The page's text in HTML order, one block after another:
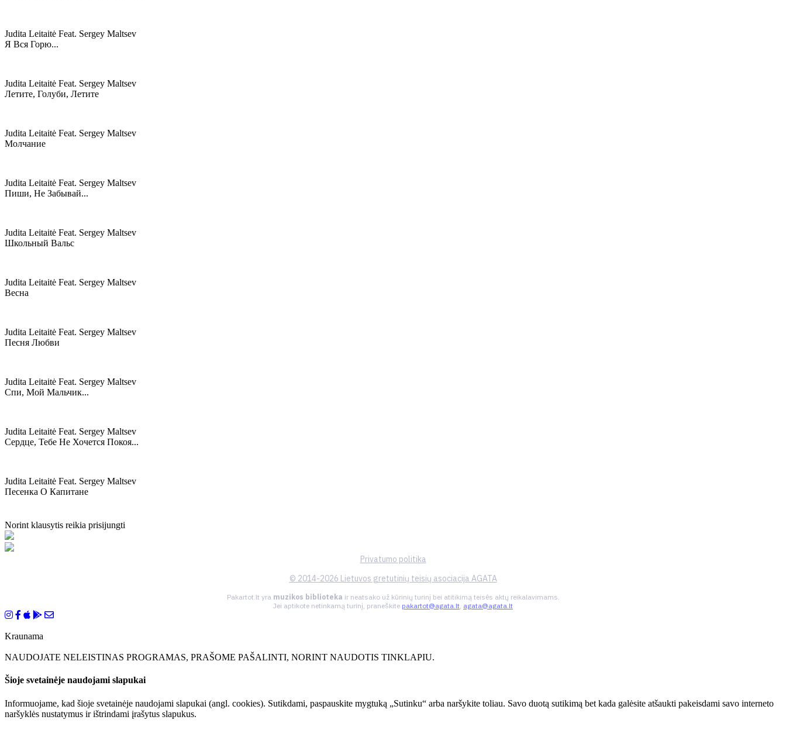
Judita Leitaitė Feat. Sergey Maltsev
Я Вся Горю...
Judita Leitaitė Feat. Sergey Maltsev
Летите, Голуби, Летите
Judita Leitaitė Feat. Sergey Maltsev
Молчание
Judita Leitaitė Feat. Sergey Maltsev
Пиши, Не Забывай...
Judita Leitaitė Feat. Sergey Maltsev
Школьный Вальс
Judita Leitaitė Feat. Sergey Maltsev
Весна
Judita Leitaitė Feat. Sergey Maltsev
Песня Любви
Judita Leitaitė Feat. Sergey Maltsev
Спи, Мой Мальчик...
Judita Leitaitė Feat. Sergey Maltsev
Сердце, Тебе Не Хочется Покоя...
Judita Leitaitė Feat. Sergey Maltsev
Песенка О Капитане
Norint klausytis reikia prisijungti
Privatumo politika
© 2014-2026 Lietuvos gretutinių teisių asociacija AGATA
Pakartot.lt yra muzikos biblioteka ir neatsako už kūrinių turinį bei atitikimą teisės aktų reikalavimams.
Jei aptikote netinkamą turinį, praneškite pakartot@agata.lt, agata@agata.lt
Kraunama
NAUDOJATE NELEISTINAS PROGRAMAS, PRAŠOME PAŠALINTI, NORINT NAUDOTIS TINKLAPIU.
Šioje svetainėje naudojami slapukai
Informuojame, kad šioje svetainėje naudojami slapukai (angl. cookies). Sutikdami, paspauskite mygtuką „Sutinku“ arba naršykite toliau. Savo duotą sutikimą bet kada galėsite atšaukti pakeisdami savo interneto
naršyklės nustatymus ir ištrindami įrašytus slapukus.